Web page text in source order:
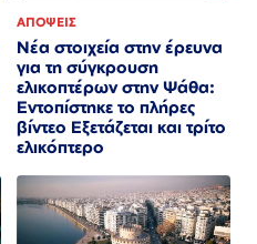
ΑΠΟΨΕΙΣ
Νέα στοιχεία στην έρευνα
για τη σύγκρουση
ελικοπτέρων στην Ψάθα:
Εντοπίστηκε το πλήρες
βίντεο Εξετάζεται και τρίτο
ελικόπτερο​​​​​​​​​​​​​​​​​​​​​​​​​​​​​​​​​​​​​​​​​​​​​​​​​​